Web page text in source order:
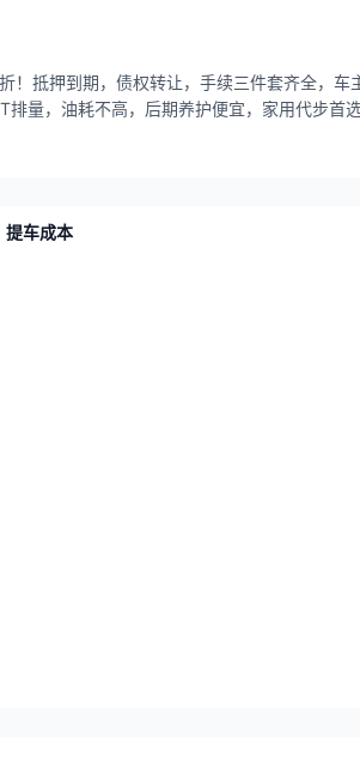
！抵押到期，债权转让，手续三件套齐全，
量，油耗不高，后期养护便宜，家用代步首
提车成本